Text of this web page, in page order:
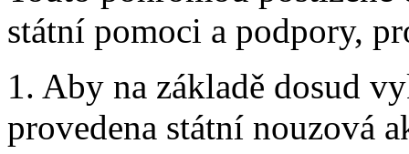
státní pomoci a podpory,
1. Aby na základě dosud
provedena státní nouzová